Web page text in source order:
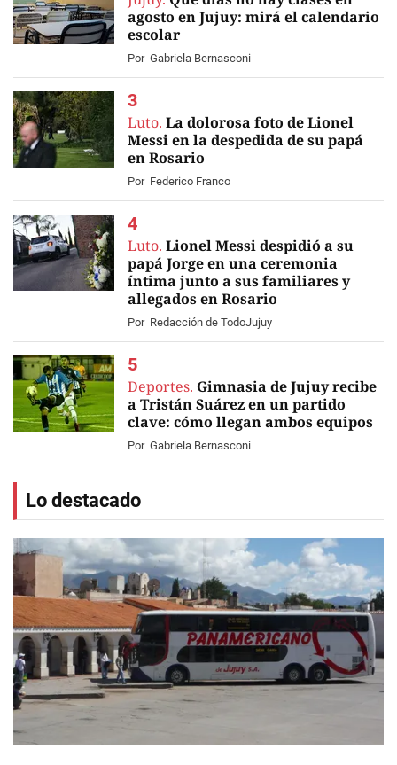
agosto en Jujuy: mirá el calendario
escolar
Por Gabriela Bernasconi
Luto. La dolorosa foto de Lionel
Messi en la despedida de su papá
en Rosario
Por Federico Franco
Luto. Lionel Messi despidió a su
papá Jorge en una ceremonia
íntima junto a sus familiares y
allegados en Rosario
Por Redacción de TodoJujuy
Deportes. Gimnasia de Jujuy recibe
a Tristán Suárez en un partido
clave: cómo llegan ambos equipos
Por Gabriela Bernasconi
Lo destacado